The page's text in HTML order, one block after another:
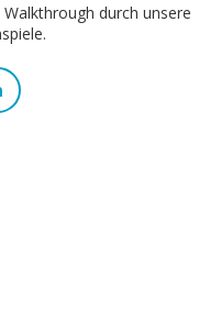
durch unsere